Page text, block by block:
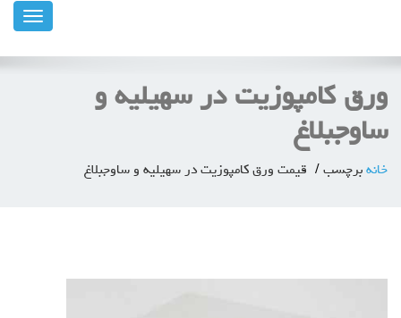
ناوبری
ورق کامپوزیت در سهیلیه و
ساوجبلاغ
خانه برچسب قیمت ورق کامپوزیت در سهیلیه و ساوجبلاغ